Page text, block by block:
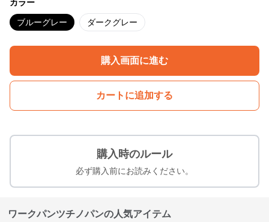
カラー
ブルーグレー ダークグレー
購入画面に進む
カートに追加する
購入時のルール
必ず購入前にお読みください。
ワークパンツチノパンの人気アイテム